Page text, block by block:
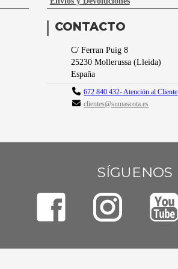
CONTACTO
C/ Ferran Puig 8
25230 Mollerussa(Lleida)
España
672 840 432- Atención al Cliente
clientes@sumascota.es
SÍGUENOS